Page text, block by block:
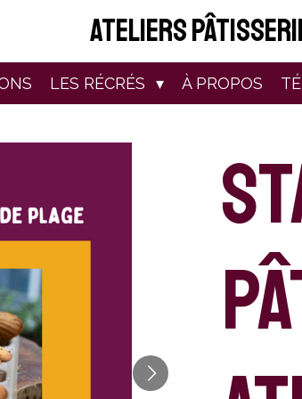
ateliers
LES RÉCRÉS À PROPOS